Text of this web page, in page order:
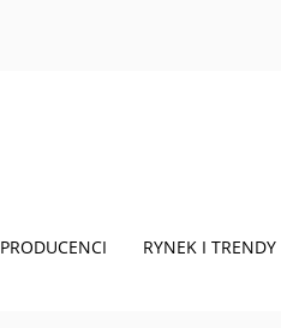
PRODUCENCI RYNEK I TRENDY